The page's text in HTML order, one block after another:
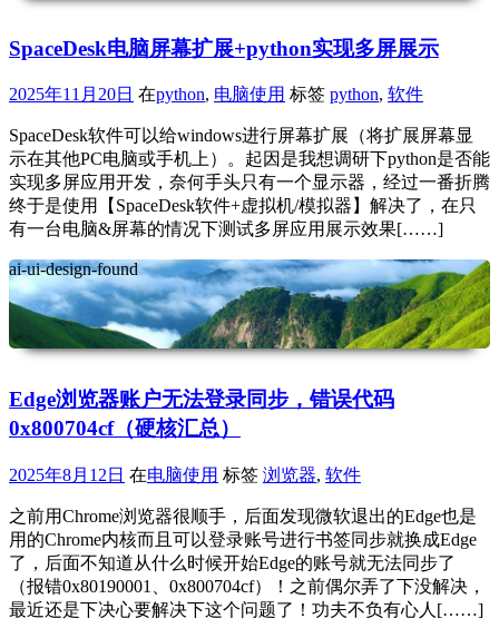
SpaceDesk电脑屏幕扩展+python实现多屏展示
2025年11月20日 在python, 电脑使用 标签 python, 软件
SpaceDesk软件可以给windows进行屏幕扩展（将扩展屏幕显
示在其他PC电脑或手机上）。起因是我想调研下python是否能
实现多屏应用开发，奈何手头只有一个显示器，经过一番折腾
终于是使用【SpaceDesk软件+虚拟机/模拟器】解决了，在只
有一台电脑&屏幕的情况下测试多屏应用展示效果[……]
ai-ui-design-found
Edge浏览器账户无法登录同步，错误代码
0x800704cf（硬核汇总）
2025年8月12日 在电脑使用 标签 浏览器, 软件
之前用Chrome浏览器很顺手，后面发现微软退出的Edge也是
用的Chrome内核而且可以登录账号进行书签同步就换成Edge
了，后面不知道从什么时候开始Edge的账号就无法同步了
（报错0x80190001、0x800704cf）！之前偶尔弄了下没解决，
最近还是下决心要解决下这个问题了！功夫不负有心人[……]